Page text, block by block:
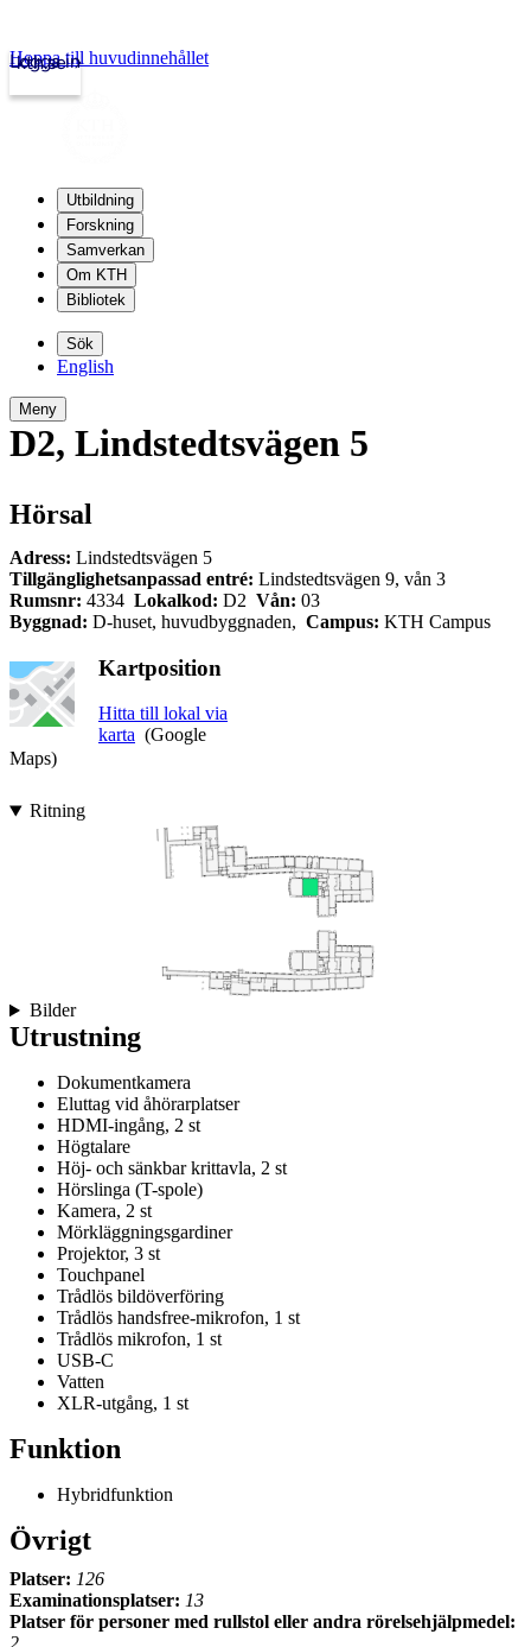
kth.se
Logga in
Hoppa till huvudinnehållet
Utbildning
Forskning
Samverkan
Om KTH
Bibliotek
Sök
English
Meny
D2, Lindstedtsvägen 5
Hörsal
Adress: Lindstedtsvägen 5
Tillgänglighetsanpassad entré: Lindstedtsvägen 9, vån 3
Rumsnr: 4334 Lokalkod: D2 Vån: 03
Byggnad: D-huset, huvudbyggnaden, Campus: KTH Campus
Kartposition
Hitta till lokal via
karta (Google
Maps)
Ritning
Bilder
Utrustning
Dokumentkamera
Eluttag vid åhörarplatser
HDMI-ingång, 2 st
Högtalare
Höj- och sänkbar krittavla, 2 st
Hörslinga (T-spole)
Kamera, 2 st
Mörkläggningsgardiner
Projektor, 3 st
Touchpanel
Trådlös bildöverföring
Trådlös handsfree-mikrofon, 1 st
Trådlös mikrofon, 1 st
USB-C
Vatten
XLR-utgång, 1 st
Funktion
Hybridfunktion
Övrigt
Platser: 126
Examinationsplatser: 13
Platser för personer med rullstol eller andra rörelsehjälpmedel: